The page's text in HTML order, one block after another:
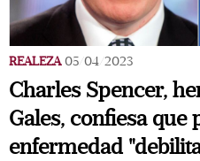
REALEZA 05/04/2023
Charles Spencer,
Gales, confiesa que
enfermedad